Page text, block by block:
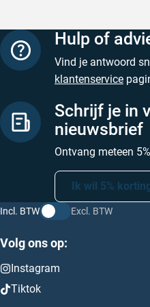
Hulp of
Vind je antwoord
klantenservice
Schrijf je in
nieuwsbrief
Ontvang meteen
Ik wil 5%
Incl. BTW Excl. BTW
Volg ons op:
Instagram
Tiktok